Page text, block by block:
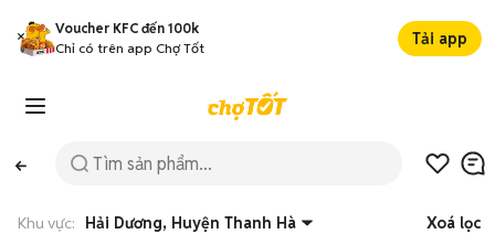
Voucher KFC đến 100k
Chỉ có trên app Chợ Tốt
Tải app
Khu vực: Hải Dương, Huyện Thanh Hà Xoá lọc